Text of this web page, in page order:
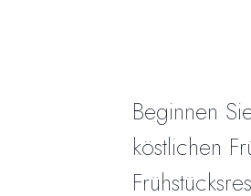
Beginnen
köstlichen